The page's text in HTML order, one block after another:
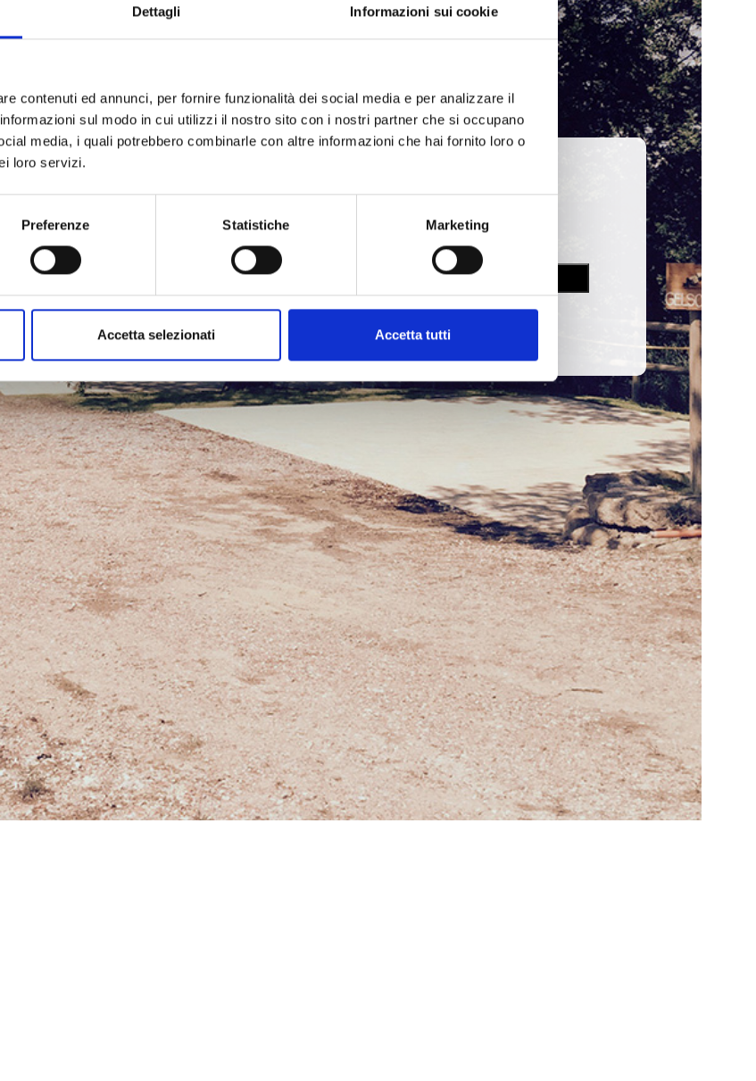
Dettagli Informazioni sui cookie
contenuti ed annunci, per fornire funzionalità dei social media e per analizzare il
sul modo in cui utilizzi il nostro sito con i nostri partner che si occupano
media, i quali potrebbero combinarle con altre informazioni che hai fornito loro o
loro servizi.
Preferenze Statistiche Marketing
Accetta selezionati Accetta tutti
la Piazzola di sosta